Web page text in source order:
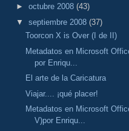
► octubre 2008 (43)
▼ septiembre 2008 (37)
Toorcon X is Over (I de II)
Metadatos en Microsoft
por Enriqu...
El arte de la Caricatura
Viajar.... ¡qué placer!
Metadatos en Microsoft
V)por Enriqu...